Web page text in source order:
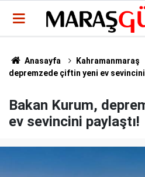
Anasayfa Kahramanmaraş
depremzede çiftin yeni ev sevincini
Bakan Kurum,
ev sevincini paylaştı!